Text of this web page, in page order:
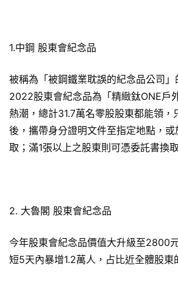
1.中鋼 股東會紀念品
被稱為「被鋼鐵業耽誤的紀念品公司
2022股東會紀念品為「精緻鈦ONE戶
熱潮，總計31.7萬名零股股東都能領，
後，攜帶身分證明文件至指定地點，
取；滿1張以上之股東則可憑委託書換
2. 大魯閣 股東會紀念品
今年股東會紀念品價值大升級至2800
短5天內暴增1.2萬人，占比近全體股東